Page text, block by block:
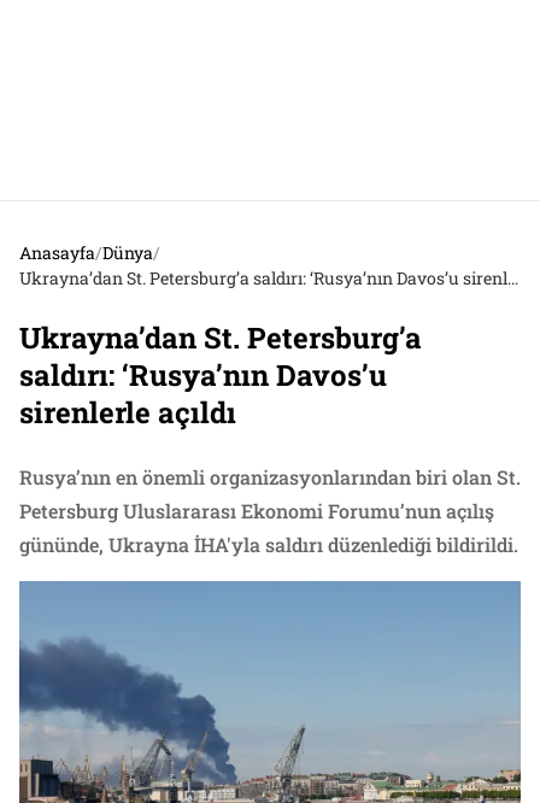
Anasayfa/Dünya/
Ukrayna’dan St. Petersburg’a saldırı: ‘Rusya’nın Davos’u sirenlerle açıldı
Ukrayna’dan St. Petersburg’a
saldırı: ‘Rusya’nın Davos’u
sirenlerle açıldı
Rusya’nın en önemli organizasyonlarından biri olan St.
Petersburg Uluslararası Ekonomi Forumu’nun açılış
gününde, Ukrayna İHA'yla saldırı düzenlediği bildirildi.